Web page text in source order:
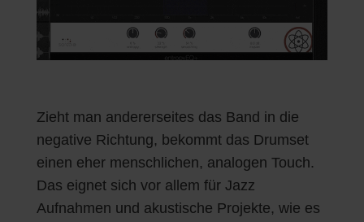
Zieht man andererseites das Band in die
negative Richtung, bekommt das Drumset
einen eher menschlichen, analogen Touch.
Das eignet sich vor allem für Jazz
Aufnahmen und akustische Projekte, wie es